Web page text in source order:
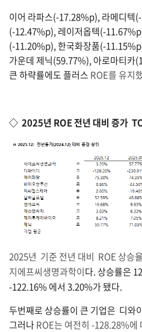
이어 라파스(-17.28%p), 라메디텍
(-12.47%p), 레이저옵텍(-
(-11.20%p), 한국화장품(-
가운데 제닉(59.77%), 아로마티카
큰 하략률에도 플러스 ROE를 유지
◇ 2025년 ROE 전년 대비 증가
2025년 기준 전년 대비 ROE 상승
지에프씨생명과학이다. 상승률은
-122.16% 에서 3.20%가 됐다.
두번째로 상승률이 큰 기업은 디와
그러나ROE는 여전히 -128.28%에